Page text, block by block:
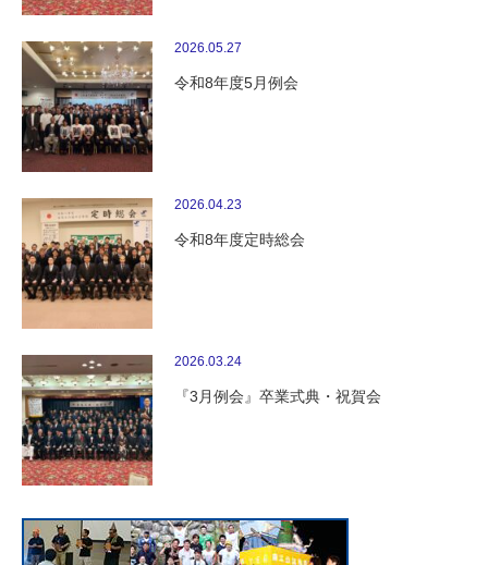
2026.05.27
令和8年度5月例会
2026.04.23
令和8年度定時総会
2026.03.24
『3月例会』卒業式典・祝賀会